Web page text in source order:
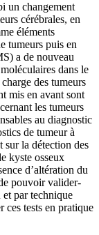
un changement
cérébrales, en
éléments
tumeurs puis en
a de nouveau
dans le
des tumeurs
mis en avant sont
les tumeurs
au diagnostic
de tumeur à
sur la détection des
kyste osseux
d’altération du
pouvoir valider-
et par technique
ces tests en pratique